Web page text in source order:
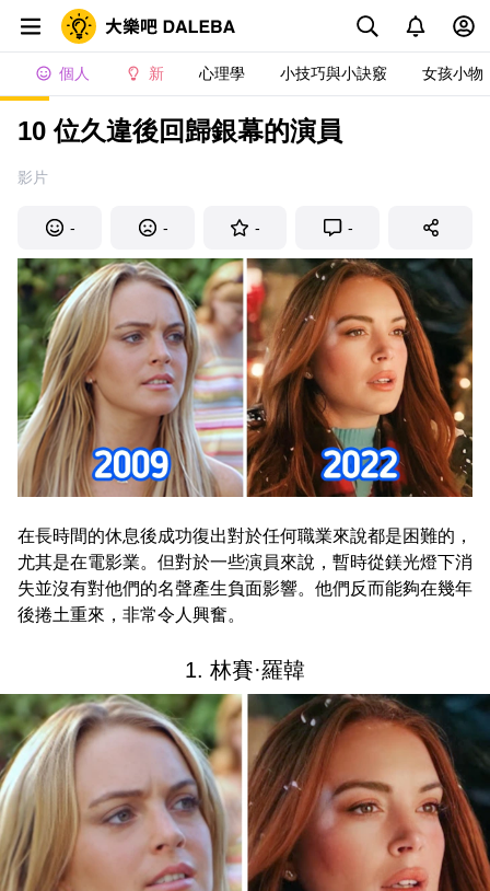
個人 新 心理學 小技巧與小訣竅 女孩小物
10 位久違後回歸銀幕的演員
影片
- - - -
在長時間的休息後成功復出對於任何職業來說都是困難的，
尤其是在電影業。但對於一些演員來說，暫時從鎂光燈下消
失並沒有對他們的名聲產生負面影響。他們反而能夠在幾年
後捲土重來，非常令人興奮。
1. 林賽·羅韓